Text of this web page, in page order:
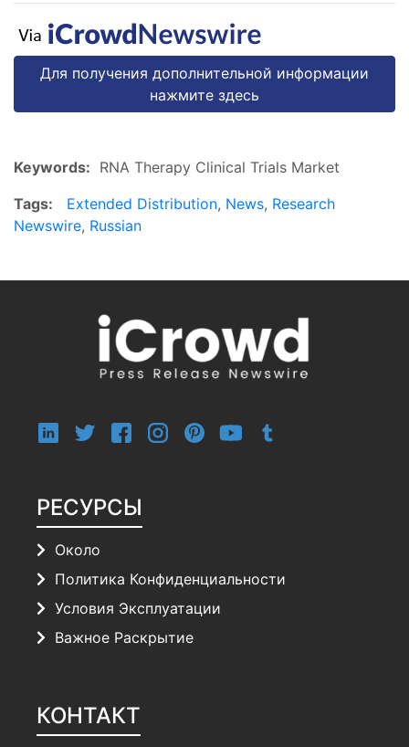
Для получения дополнительной информации
нажмите здесь
Keywords: RNA Therapy Clinical Trials Market
Tags:
Extended Distribution, News, Research
Newswire, Russian
РЕСУРСЫ
Около
Политика Конфиденциальности
Условия Эксплуатации
Важное Раскрытие
КОНТАКТ